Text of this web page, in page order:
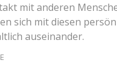
mit anderen
sich mit diesen
auseinander.